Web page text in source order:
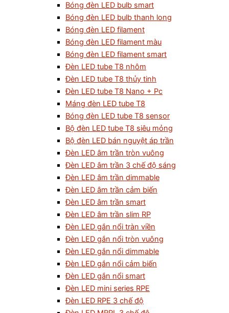
Bóng đèn LED bulb smart
Bóng đèn LED bulb thanh long
Bóng đèn LED filament
Bóng đèn LED filament màu
Bóng đèn LED filament smart
Đèn LED tube T8 nhôm
Đèn LED tube T8 thủy tinh
Đèn LED tube T8 Nano + Pc
Máng đèn LED tube T8
Bóng đèn LED tube T8 sensor
Bộ đèn LED tube T8 siêu mỏng
Bộ đèn LED bán nguyệt áp trần
Đèn LED âm trần tròn vuông
Đèn LED âm trần 3 chế độ sáng
Đèn LED âm trần dimmable
Đèn LED âm trần cảm biến
Đèn LED âm trần smart
Đèn LED âm trần slim RP
Đèn LED gắn nổi tràn viền
Đèn LED gắn nổi tròn vuông
Đèn LED gắn nổi dimmable
Đèn LED gắn nổi cảm biến
Đèn LED gắn nổi smart
Đèn LED mini series RPE
Đèn LED RPE 3 chế độ